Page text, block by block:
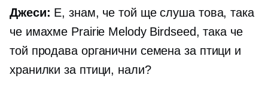
Джеси: Е, знам, че той ще слуша това, така
че имахме Prairie Melody Birdseed, така че
той продава органични семена за птици и
хранилки за птици, нали?